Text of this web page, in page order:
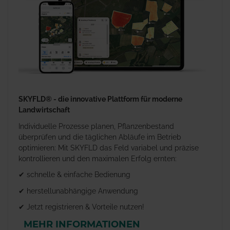
SKYFLD® - die innovative Plattform für moderne
Landwirtschaft
Individuelle Prozesse planen, Pflanzenbestand
überprüfen und die täglichen Abläufe im Betrieb
optimieren: Mit SKYFLD das Feld variabel und präzise
kontrollieren und den maximalen Erfolg ernten:
✔ schnelle & einfache Bedienung
✔ herstellunabhängige Anwendung
✔ Jetzt registrieren & Vorteile nutzen!
MEHR INFORMATIONEN